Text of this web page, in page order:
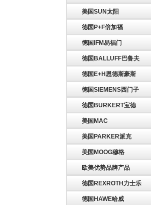
美国SUN太阳
德国P+F倍加福
德国IFM易福门
德国BALLUFF巴鲁夫
德国E+H恩德斯豪斯
德国SIEMENS西门子
德国BURKERT宝德
美国MAC
美国PARKER派克
美国MOOG穆格
欧美优势品牌产品
德国REXROTH力士乐
德国HAWE哈威